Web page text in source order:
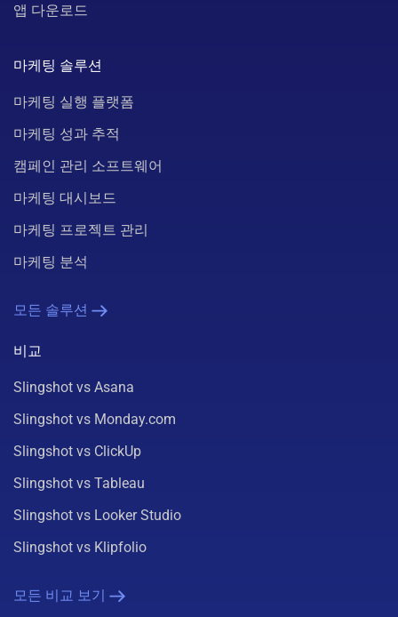
앱 다운로드
마케팅 솔루션
마케팅 실행 플랫폼
마케팅 성과 추적
캠페인 관리 소프트웨어
마케팅 대시보드
마케팅 프로젝트 관리
마케팅 분석
모든 솔루션
비교
Slingshot vs Asana
Slingshot vs Monday.com
Slingshot vs ClickUp
Slingshot vs Tableau
Slingshot vs Looker Studio
Slingshot vs Klipfolio
모든 비교 보기